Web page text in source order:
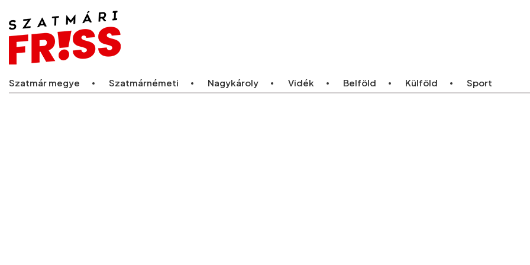
Szatmár megye Szatmárnémeti Nagykároly Vidék Belföld Külföld Sport